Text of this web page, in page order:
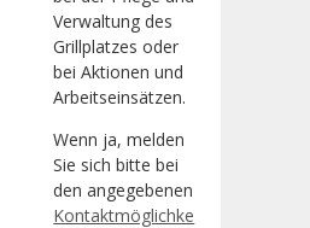
Verwaltung des
Grillplatzes oder
bei Aktionen und
Arbeitseinsätzen.
Wenn ja, melden
Sie sich bitte bei
den angegebenen
Kontaktmöglichke